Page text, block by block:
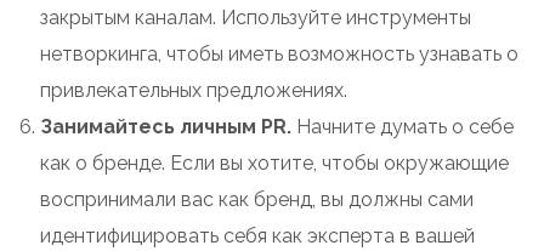
закрытым каналам. Используйте инструменты
нетворкинга, чтобы иметь возможность узнавать о
привлекательных предложениях.
Занимайтесь личным PR. Начните думать о себе
как о бренде. Если вы хотите, чтобы окружающие
воспринимали вас как бренд, вы должны сами
идентифицировать себя как эксперта в вашей